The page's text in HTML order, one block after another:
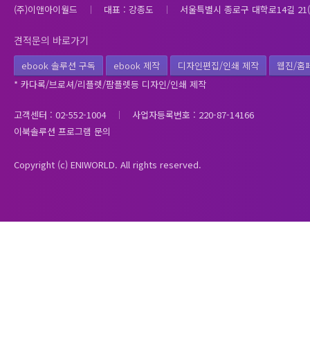
(주)이앤아이월드 대표 : 강종도 서울특별시 종로구 대학로14길
견적문의 바로가기
ebook 솔루션 구독 ebook 제작 디자인편집/인쇄 제작
웹진/홈
* 카다록/브로셔/리플렛/팜플렛등 디자인/인쇄 제작
고객센터 : 02-552-1004
사업자등록번호 : 220-87-14166
이북솔루션 프로그램 문의
Copyright (c) ENIWORLD. All rights reserved.